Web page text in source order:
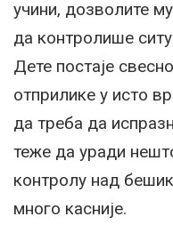
учини, дозволите
да контролише
Дете постаје
отприлике у исто
да треба да
теже да уради
контролу над
много касније.